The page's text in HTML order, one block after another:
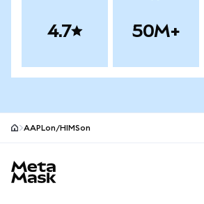
4.7 50M+
AAPLon/HIMSon